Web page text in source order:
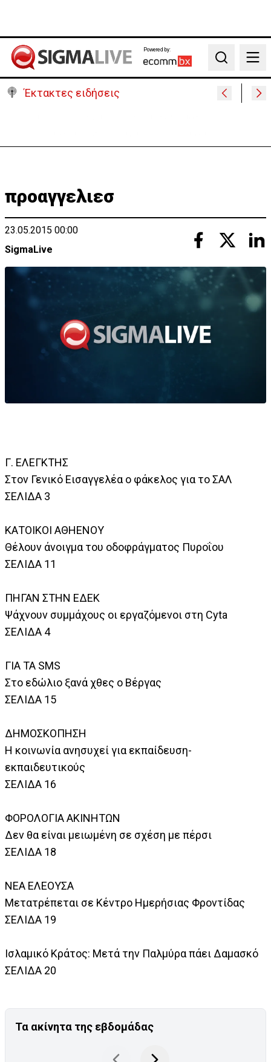
Powered by:
Search
Έκτακτες ειδήσεις
προαγγελιεσ
23.05.2015 00:00
SigmaLive
Γ. ΕΛΕΓΚΤΗΣ
Στον Γενικό Εισαγγελέα ο φάκελος για το ΣΑΛ
ΣΕΛΙΔΑ 3
ΚΑΤΟΙΚΟΙ ΑΘΗΕΝΟΥ
Θέλουν άνοιγμα του οδοφράγματος Πυροΐου
ΣΕΛΙΔΑ 11
ΠΗΓΑΝ ΣΤΗΝ ΕΔΕΚ
Ψάχνουν συμμάχους οι εργαζόμενοι στη Cyta
ΣΕΛΙΔΑ 4
ΓΙΑ ΤΑ SMS
Στο εδώλιο ξανά χθες ο Βέργας
ΣΕΛΙΔΑ 15
ΔΗΜΟΣΚΟΠΗΣΗ
Η κοινωνία ανησυχεί για εκπαίδευση-
εκπαιδευτικούς
ΣΕΛΙΔΑ 16
ΦΟΡΟΛΟΓΙΑ ΑΚΙΝΗΤΩΝ
Δεν θα είναι μειωμένη σε σχέση με πέρσι
ΣΕΛΙΔΑ 18
ΝΕΑ ΕΛΕΟΥΣΑ
Μετατρέπεται σε Κέντρο Ημερήσιας Φροντίδας
ΣΕΛΙΔΑ 19
Ισλαμικό Κράτος: Μετά την Παλμύρα πάει Δαμασκό
ΣΕΛΙΔΑ 20
Τα ακίνητα της εβδομάδας